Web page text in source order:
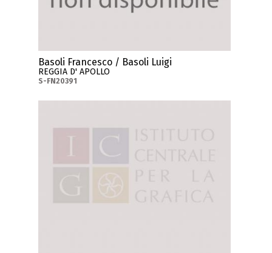
Basoli Francesco / Basoli Luigi
REGGIA D' APOLLO
S-FN20391